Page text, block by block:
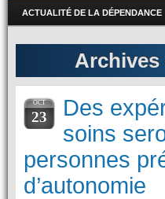
ACTUALITÉ DE LA DÉPENDANCE
Archives
OCT
23
Des
soins
personnes
d’autonomie